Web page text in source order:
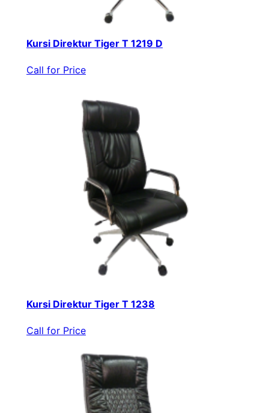
Kursi Direktur Tiger T 1219 D
Call for Price
Kursi Direktur Tiger T 1238
Call for Price